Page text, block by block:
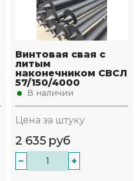
Винтовая свая с
литым
наконечником СВСЛ
57/150/4000
В наличии
Цена за штуку
2 635 руб
− +